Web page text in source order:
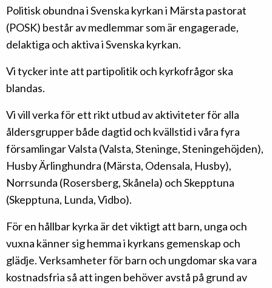
Politisk obundna i Svenska kyrkan i Märsta pastorat
(POSK) består av medlemmar som är engagerade,
delaktiga och aktiva i Svenska kyrkan.
Vi tycker inte att partipolitik och kyrkofrågor ska
blandas.
Vi vill verka för ett rikt utbud av aktiviteter för alla
åldersgrupper både dagtid och kvällstid i våra fyra
församlingar Valsta (Valsta, Steninge, Steningehöjden),
Husby Ärlinghundra (Märsta, Odensala, Husby),
Norrsunda (Rosersberg, Skånela) och Skepptuna
(Skepptuna, Lunda, Vidbo).
För en hållbar kyrka är det viktigt att barn, unga och
vuxna känner sig hemma i kyrkans gemenskap och
glädje. Verksamheter för barn och ungdomar ska vara
kostnadsfria så att ingen behöver avstå på grund av